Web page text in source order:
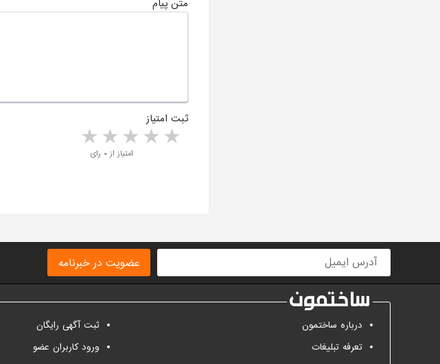
متن پیام
ثبت امتیاز
4 stars 3 stars 2 stars 1 star امتیاز از ۰ رای
عضویت در خبرنامه
درباره ساختمون
تعرفه تبلیغات
ثبت آگهی رایگان
ورود کاربران عضو